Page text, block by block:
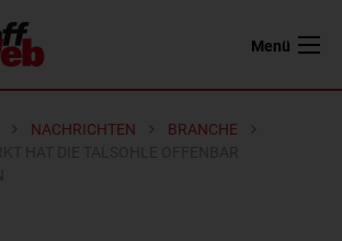
Menü
NACHRICHTEN
BRANCHE